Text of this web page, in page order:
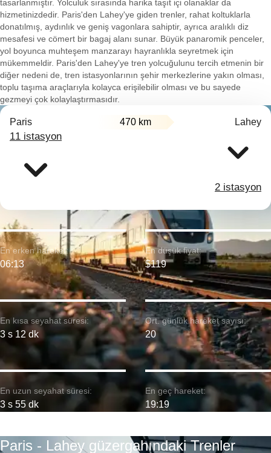
tasarlanmıştır. Yolculuk sırasında harika taşıt içi olanaklar da
hizmetinizdedir. Paris'den Lahey'ye giden trenler, rahat koltuklarla
donatılmış, aydınlık ve geniş vagonlara sahiptir, ayrıca aralıklı diz
mesafesi ve cömert bir bagaj alanı sunar. Büyük panaromik penceler,
yol boyunca muhteşem manzarayı hayranlıkla seyretmek için
mükemmeldir. Paris'den Lahey'ye tren yolcuğulunu tercih etmenin bir
diğer nedeni de, tren istasyonlarının şehir merkezlerine yakın olması,
toplu taşıma araçlarıyla kolayca erişilebilir olması ve bu sayede
gezmeyi çok kolaylaştırmasıdır.
Paris 470 km Lahey
11 istasyon
2 istasyon
En kısa seyahat süresi:
3 s 12 dk
En erken hareket:
06:13
En uzun seyahat süresi:
3 s 55 dk
En düşük fiyat:
$119
Ort. günlük hareket sayısı:
20
En geç hareket:
19:19
Paris - Lahey güzergahındaki Trenler